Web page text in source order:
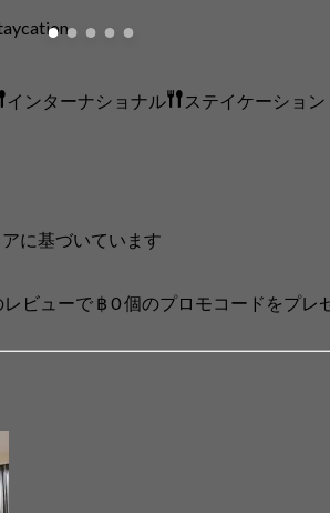
インターナショナル ステイケーション
に基づいています
ビューで ฿ 0 個のプロモコードをプレ